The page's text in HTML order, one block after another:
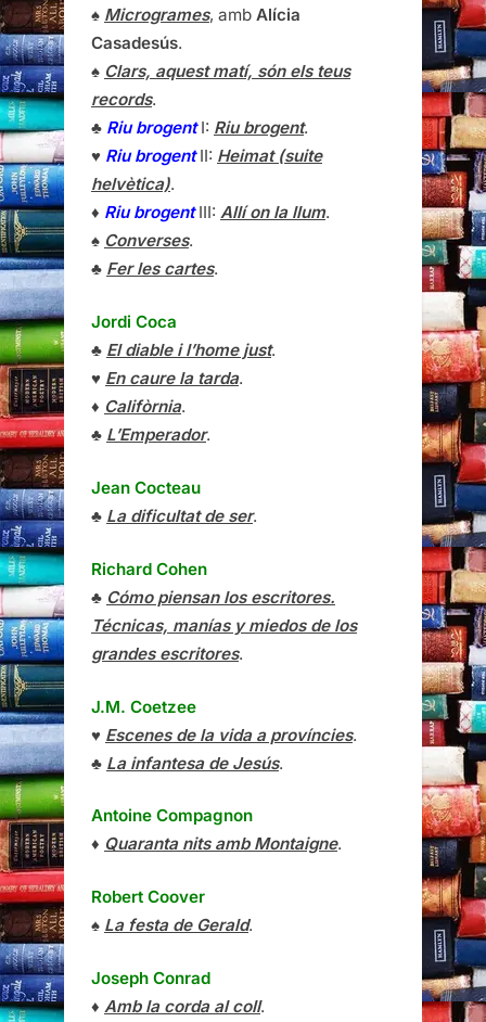
♠ Microgrames, amb Alícia
Casadesús.
♠ Clars, aquest matí, són els teus
records.
♣ Riu brogentI: Riu brogent.
♥ Riu brogentII: Heimat (suite
helvètica).
♦ Riu brogentIII: Allí on la llum.
♠ Converses.
♣ Fer les cartes.
Jordi Coca
♣ El diable i l’home just.
♥ En caure la tarda.
♦ Califòrnia.
♣ L’Emperador.
Jean Cocteau
♣ La dificultat de ser.
Richard Cohen
♣ Cómo piensan los escritores.
Técnicas, manías y miedos de los
grandes escritores.
J.M. Coetzee
♥ Escenes de la vida a províncies.
♣ La infantesa de Jesús.
Antoine Compagnon
♦ Quaranta nits amb Montaigne.
Robert Coover
♠ La festa de Gerald.
Joseph Conrad
♦ Amb la corda al coll.